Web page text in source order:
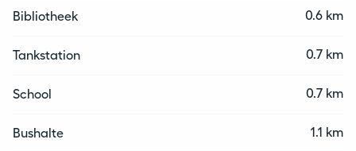
Bibliotheek 0.6 km
Tankstation 0.7 km
School 0.7 km
Bushalte 1.1 km